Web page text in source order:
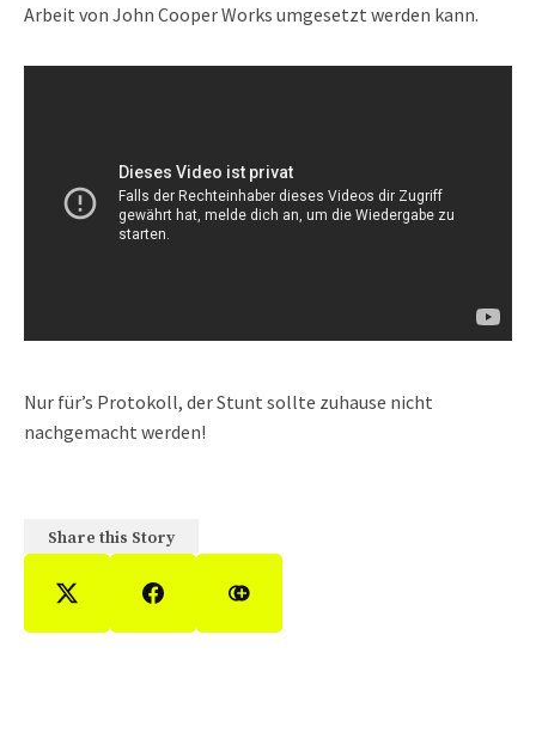
Arbeit von John Cooper Works umgesetzt werden kann.
Nur für’s Protokoll, der Stunt sollte zuhause nicht
nachgemacht werden!
Share this Story